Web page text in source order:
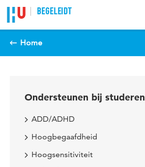
Spring naar pagina inhoud
BEGELEIDT
Home
Ondersteunen bij studeren
ADD/ADHD
Hoogbegaafdheid
Hoogsensitiviteit